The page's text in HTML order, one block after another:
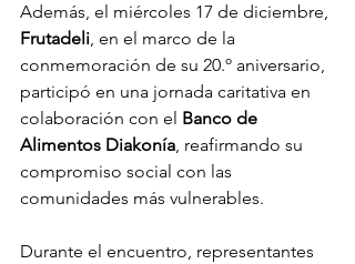
Además, el miércoles 17 de diciembre,
Frutadeli, en el marco de la
conmemoración de su 20.º aniversario,
participó en una jornada caritativa en
colaboración con el Banco de
Alimentos Diakonía, reafirmando su
compromiso social con las
comunidades más vulnerables.
Durante el encuentro, representantes